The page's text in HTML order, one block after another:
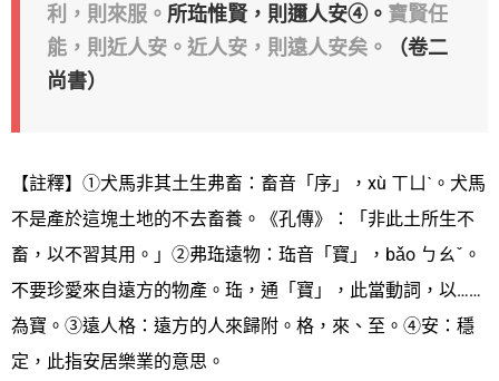
利，則來服。 所珤惟賢，則邇人安④。 寶賢任
能，則近人安。近人安，則遠人安矣。
（卷二
尚書）
【註釋】①犬馬非其土生弗畜：畜音「序」，xù ㄒㄩˋ。犬馬
不是產於這塊土地的不去畜養。《孔傳》：「非此土所生不
畜，以不習其用。」②弗珤遠物：珤音「寶」，bǎo ㄅㄠˇ。
不要珍愛來自遠方的物產。珤，通「寶」，此當動詞，以……
為寶。③遠人格：遠方的人來歸附。格，來、至。④安：穩
定，此指安居樂業的意思。